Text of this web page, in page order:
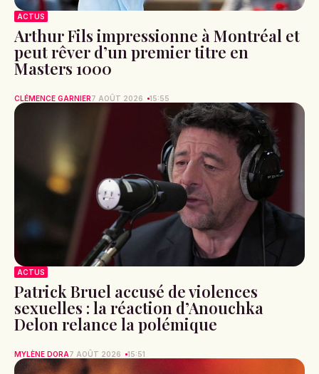
ACTUS
Arthur Fils impressionne à Montréal et
peut rêver d’un premier titre en
Masters 1000
CLÉMENCE GARNIER7 AOÛT 2026 15:55
ACTUS
Patrick Bruel accusé de violences
sexuelles : la réaction d’Anouchka
Delon relance la polémique
MYLÈNE DORA7 AOÛT 2026 15:51